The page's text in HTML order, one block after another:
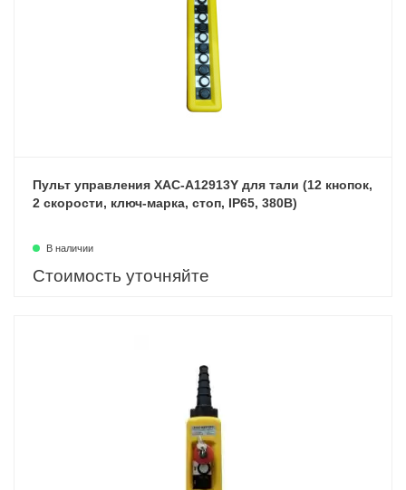
Пульт управления XAC-A12913Y для тали (12 кнопок,
2 скорости, ключ-марка, стоп, IP65, 380В)
В наличии
Стоимость уточняйте